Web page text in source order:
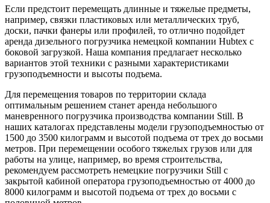
Если предстоит перемещать длинные и тяжелые предметы,
например, связки пластиковых или металлических труб,
доски, пачки фанеры или профилей, то отлично подойдет
аренда дизельного погрузчика немецкой компании Hubtex с
боковой загрузкой. Наша компания предлагает несколько
вариантов этой техники с разными характеристиками
грузоподъемности и высоты подъема.
Для перемещения товаров по территории склада
оптимальным решением станет аренда небольшого
маневренного погрузчика производства компании Still. В
наших каталогах представлены модели грузоподъемностью от
1500 до 3500 килограмм и высотой подъема от трех до восьми
метров. При перемещении особого тяжелых грузов или для
работы на улице, например, во время строительства,
рекомендуем рассмотреть немецкие погрузчики Still c
закрытой кабиной оператора грузоподъемностью от 4000 до
8000 килограмм и высотой подъема от трех до восьми с